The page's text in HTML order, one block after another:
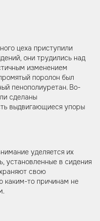
цеха приступили
они трудились над
изменением
поролон был
пенополиуретан. Во-
сделаны
выдвигающиеся упоры
уделяется их
установленные в сидения
свою
каким-то причинам не